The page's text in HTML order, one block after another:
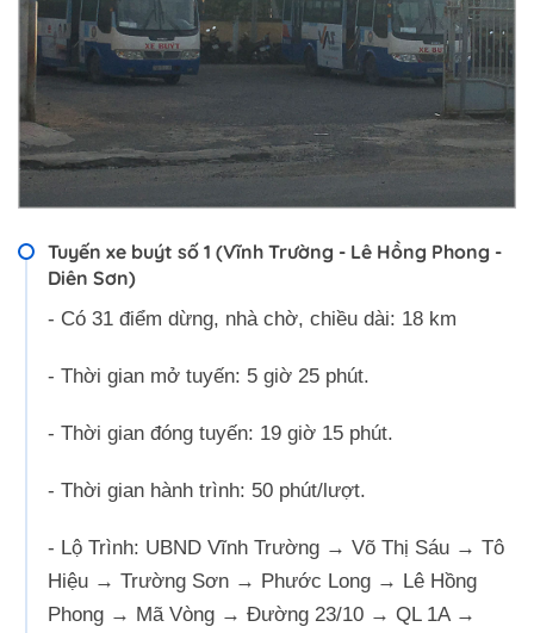
Tuyến xe buýt số 1 (Vĩnh Trường - Lê Hồng Phong -
Diên Sơn)
- Có 31 điểm dừng, nhà chờ, chiều dài: 18 km
- Thời gian mở tuyến: 5 giờ 25 phút.
- Thời gian đóng tuyến: 19 giờ 15 phút.
- Thời gian hành trình: 50 phút/lượt.
- Lộ Trình: UBND Vĩnh Trường → Võ Thị Sáu → Tô
Hiệu → Trường Sơn → Phước Long → Lê Hồng
Phong → Mã Vòng → Đường 23/10 → QL 1A →